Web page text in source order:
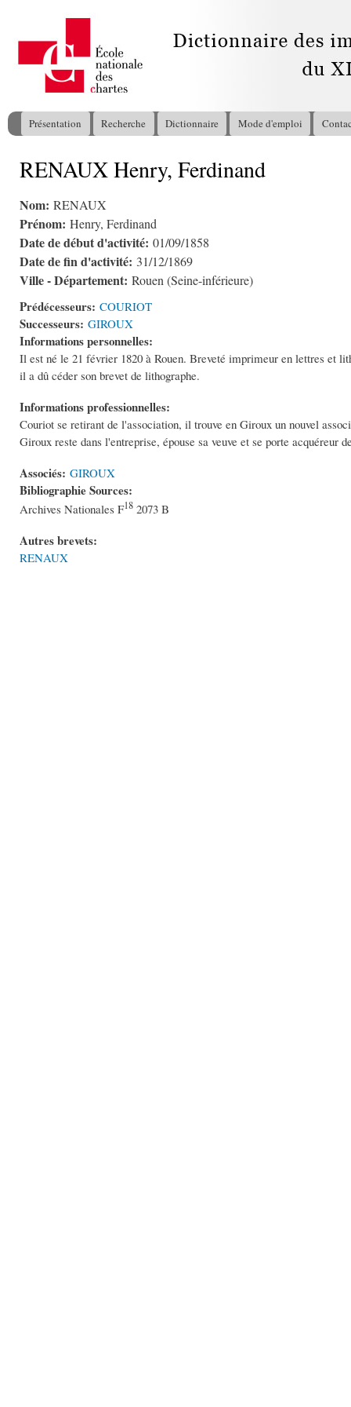
Menu principal
Présentation Recherche Dictionnaire Mode d'emploi
Vous êtes ici
RENAUX Henry, Ferdinand
Nom: RENAUX
Prénom: Henry, Ferdinand
Date de début d'activité: 01/09/1858
Date de fin d'activité: 31/12/1869
Ville - Département: Rouen (Seine-inférieure)
Prédécesseurs: COURIOT
Successeurs: GIROUX
Informations personnelles:
Il est né le 21 février 1820 à Rouen. Breveté imprimeur en lettres et
il a dû céder son brevet de lithographe.
Informations professionnelles:
Couriot se retirant de l'association, il trouve en Giroux un nouvel
Giroux reste dans l'entreprise, épouse sa veuve et se porte acquéreur
Associés: GIROUX
Bibliographie Sources:
Archives Nationales F18 2073 B
Autres brevets:
RENAUX